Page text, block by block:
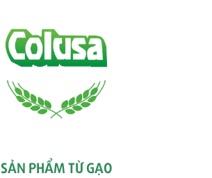
SẢN PHẨM TỪ GẠO